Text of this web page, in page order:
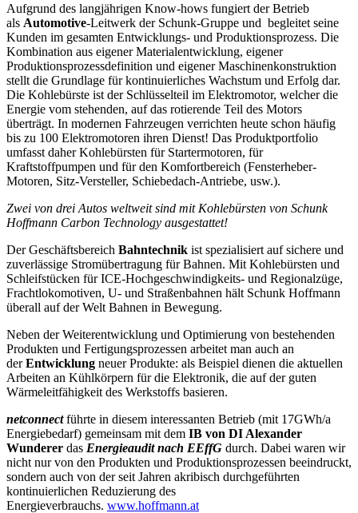
Aufgrund des langjährigen Know-hows fungiert der Betrieb
als Automotive-Leitwerk der Schunk-Gruppe und begleitet seine
Kunden im gesamten Entwicklungs- und Produktionsprozess. Die
Kombination aus eigener Materialentwicklung, eigener
Produktionsprozessdefinition und eigener Maschinenkonstruktion
stellt die Grundlage für kontinuierliches Wachstum und Erfolg dar.
Die Kohlebürste ist der Schlüsselteil im Elektromotor, welcher die
Energie vom stehenden, auf das rotierende Teil des Motors
überträgt. In modernen Fahrzeugen verrichten heute schon häufig
bis zu 100 Elektromotoren ihren Dienst! Das Produktportfolio
umfasst daher Kohlebürsten für Startermotoren, für
Kraftstoffpumpen und für den Komfortbereich (Fensterheber-
Motoren, Sitz-Versteller, Schiebedach-Antriebe, usw.).
Zwei von drei Autos weltweit sind mit Kohlebürsten von Schunk
Hoffmann Carbon Technology ausgestattet!
Der Geschäftsbereich Bahntechnik ist spezialisiert auf sichere und
zuverlässige Stromübertragung für Bahnen. Mit Kohlebürsten und
Schleifstücken für ICE-Hochgeschwindigkeits- und Regionalzüge,
Frachtlokomotiven, U- und Straßenbahnen hält Schunk Hoffmann
überall auf der Welt Bahnen in Bewegung.
Neben der Weiterentwicklung und Optimierung von bestehenden
Produkten und Fertigungsprozessen arbeitet man auch an
derEntwicklung neuer Produkte: als Beispiel dienen die aktuellen
Arbeiten an Kühlkörpern für die Elektronik, die auf der guten
Wärmeleitfähigkeit des Werkstoffs basieren.
netconnect führte in diesem interessanten Betrieb (mit 17GWh/a
Energiebedarf) gemeinsam mit dem IB von DI Alexander
Wunderer das Energieaudit nach EEffG durch. Dabei waren wir
nicht nur von den Produkten und Produktionsprozessen beeindruckt,
sondern auch von der seit Jahren akribisch durchgeführten
kontinuierlichen Reduzierung des
Energieverbrauchs. www.hoffmann.at